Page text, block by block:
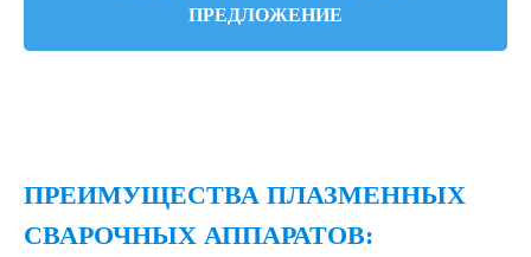
ПРЕДЛОЖЕНИЕ
ПРЕИМУЩЕСТВА ПЛАЗМЕННЫХ
СВАРОЧНЫХ АППАРАТОВ: